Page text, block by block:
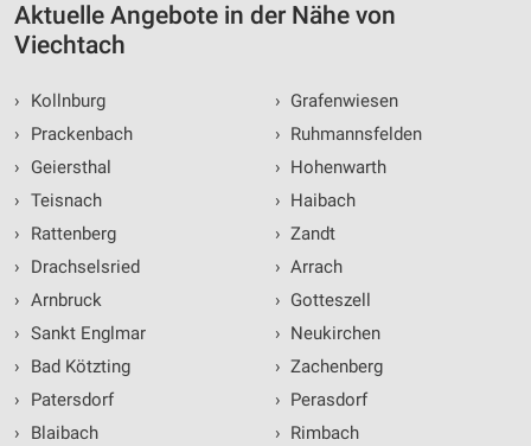
Aktuelle Angebote in der Nähe von
Viechtach
›
Kollnburg
›
Prackenbach
›
Geiersthal
› Teisnach
›
Rattenberg
›
Drachselsried
› Arnbruck
› Sankt Englmar
›
Bad Kötzting
›
Patersdorf
›
Blaibach
› Grafenwiesen
› Ruhmannsfelden
› Hohenwarth
› Haibach
› Zandt
› Arrach
› Gotteszell
› Neukirchen
› Zachenberg
› Perasdorf
› Rimbach